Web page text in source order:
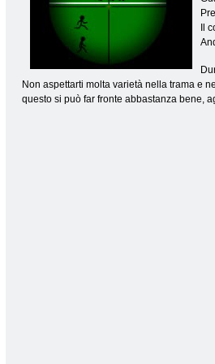
Il
Non aspettarti molta varietà nella trama e
questo si può far fronte abbastanza bene,